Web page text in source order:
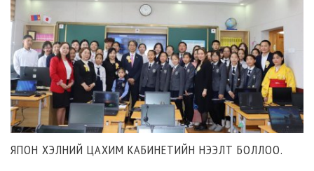
ЯПОН ХЭЛНИЙ ЦАХИМ КАБИНЕТИЙН НЭЭЛТ БОЛЛОО.